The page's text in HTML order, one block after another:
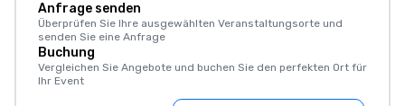
Anfrage senden
Überprüfen Sie Ihre ausgewählten Veranstaltungsorte und
senden Sie eine Anfrage
Buchung
Vergleichen Sie Angebote und buchen Sie den perfekten Ort für
Ihr Event